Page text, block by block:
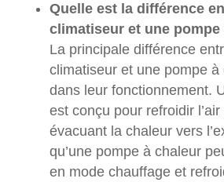
Quelle est la différence
climatiseur et une pompe
La principale différence
climatiseur et une pompe à
dans leur fonctionnement.
est conçu pour refroidir
évacuant la chaleur vers
qu’une pompe à chaleur
en mode chauffage et